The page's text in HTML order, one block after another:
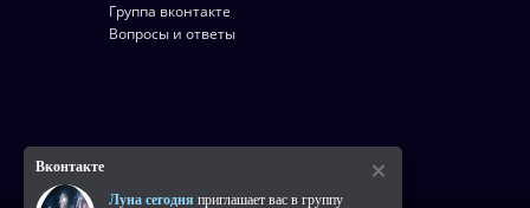
Группа вконтакте
Вопросы и ответы
Вконтакте
Луна сегодня приглашает вас в группу